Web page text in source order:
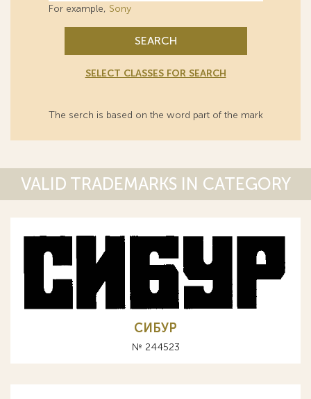
For example, Sony
SEARCH
SELECT CLASSES FOR SEARCH
The serch is based on the word part of the mark
VALID TRADEMARKS IN CATEGORY
СИБУР
№ 244523